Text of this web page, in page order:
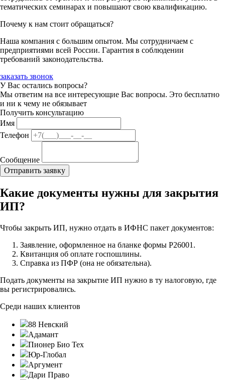
тематических семинарах и повышают свою квалификацию.
Почему к нам стоит обращаться?
Наша компания с большим опытом. Мы сотрудничаем с
предприятиями всей России. Гарантия в соблюдении
требований законодательства.
заказать звонок
У Вас остались вопросы?
Мы ответим на все интересующие Вас вопросы. Это бесплатно
и ни к чему не обязывает
Получить консультацию
Имя
Телефон
Сообщение
Какие документы нужны для закрытия
ИП?
Чтобы закрыть ИП, нужно отдать в ИФНС пакет документов:
Заявление, оформленное на бланке формы Р26001.
Квитанция об оплате госпошлины.
Справка из ПФР (она не обязательна).
Подать документы на закрытие ИП нужно в ту налоговую, где
вы регистрировались.
Среди наших клиентов
88 Невский
Адамант
Пионер Био Тех
Юр-Глобал
Аргумент
Дари Право